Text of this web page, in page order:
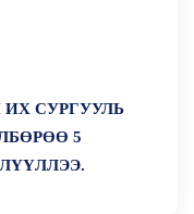
СУРГУУЛЬ
5